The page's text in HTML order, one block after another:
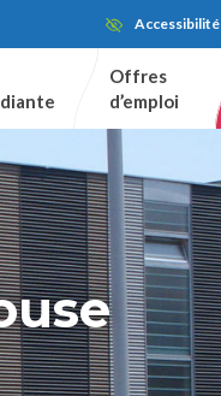
Accessibilité
Offres
d’emploi